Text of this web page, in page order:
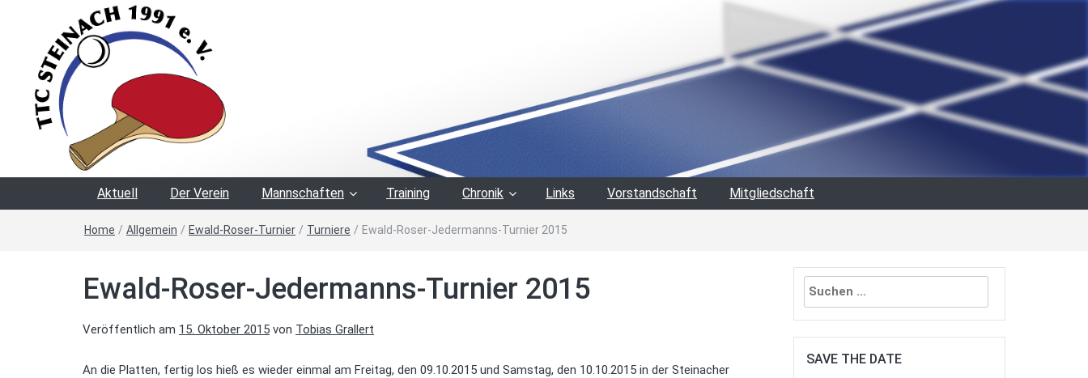
Aktuell Der Verein Mannschaften Training Chronik Links Vorstandschaft Mitgliedschaft
Home / Allgemein / Ewald-Roser-Turnier / Turniere / Ewald-Roser-Jedermanns-Turnier 2015
Ewald-Roser-Jedermanns-Turnier 2015
Veröffentlich am 15. Oktober 2015 von Tobias Grallert
An die Platten, fertig los hieß es wieder einmal am Freitag, den 09.10.2015 und Samstag, den 10.10.2015 in der Steinacher
Suchen
nach:
SAVE THE DATE